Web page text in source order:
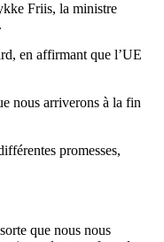
Friis, la ministre
en affirmant que l’UE
nous arriverons à la fin
promesses,
que nous nous